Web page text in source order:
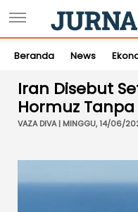
Beranda News
Iran Disebut
Hormuz
VAZA DIVA | MINGGU, 14/06/